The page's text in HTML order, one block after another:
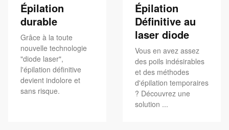
Épilation
durable
Grâce à la toute
nouvelle technologie
"diode laser",
l'épilation définitive
devient indolore et
sans risque.
Épilation
Définitive au
laser diode
Vous en avez assez
des poils indésirables
et des méthodes
d'épilation temporaires
? Découvrez une
solution ...